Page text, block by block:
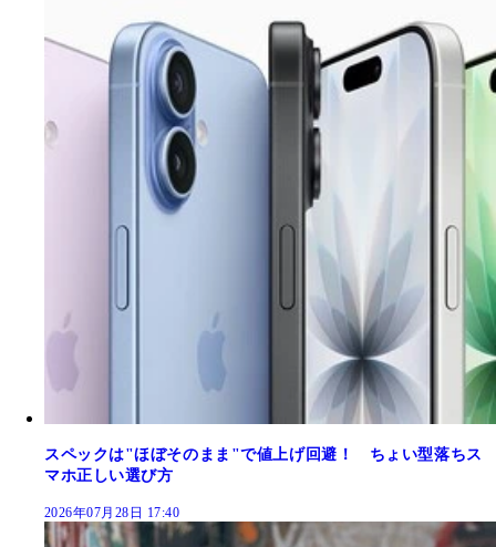
スペックは"ほぼそのまま"で値上げ回避！ ちょい型落ちス
マホ正しい選び方
2026年07月28日 17:40